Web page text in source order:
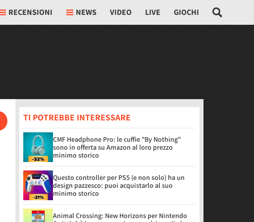
RECENSIONI NEWS VIDEO LIVE GIOCHI
TI POTREBBE INTERESSARE
CMF Headphone Pro: le cuffie "By Nothing"
sono in offerta su Amazon al loro prezzo
minimo storico
Questo controller per PS5 (e non solo) ha un
design pazzesco: puoi acquistarlo al suo
minimo storico
Animal Crossing: New Horizons per Nintendo